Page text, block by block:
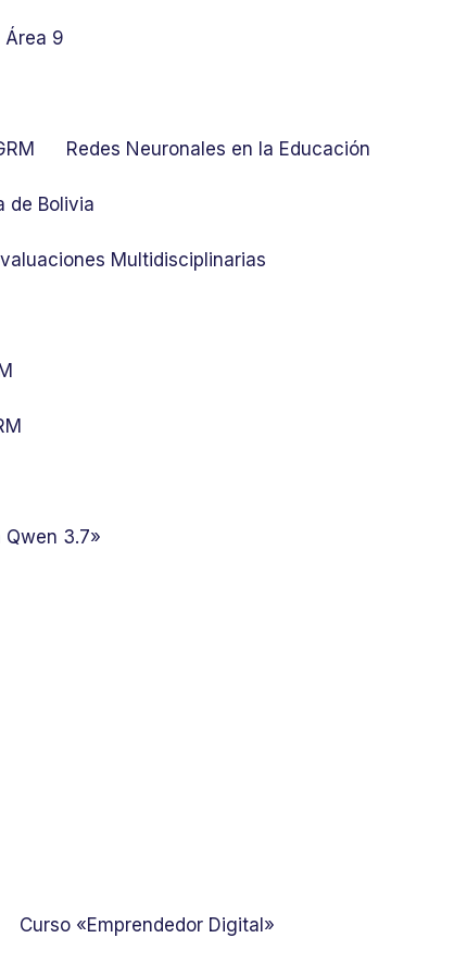
Área 9
Redes Neuronales en la Educación
de Bolivia
Multidisciplinarias
Qwen 3.7»
Curso «Emprendedor Digital»